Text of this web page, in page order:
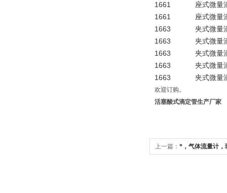
1661 座式微
1661 座式微
1663 夹式微
1663 夹式微
1663 夹式微
1663 夹式微
1663 夹式微
欢迎订购。
活塞酸式滴定管生产厂家
上一篇： *，气体流量计，